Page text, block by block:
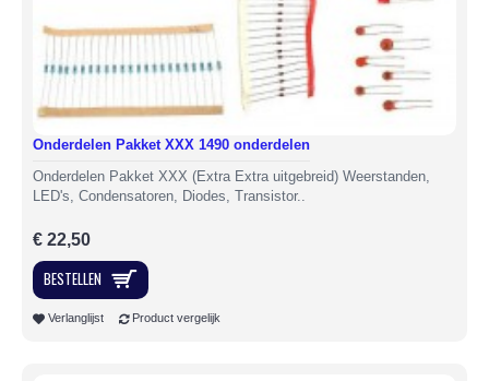
Onderdelen Pakket XXX 1490 onderdelen
Onderdelen Pakket XXX (Extra Extra uitgebreid) Weerstanden,
LED's, Condensatoren, Diodes, Transistor..
€ 22,50
BESTELLEN
Verlanglijst Product vergelijk